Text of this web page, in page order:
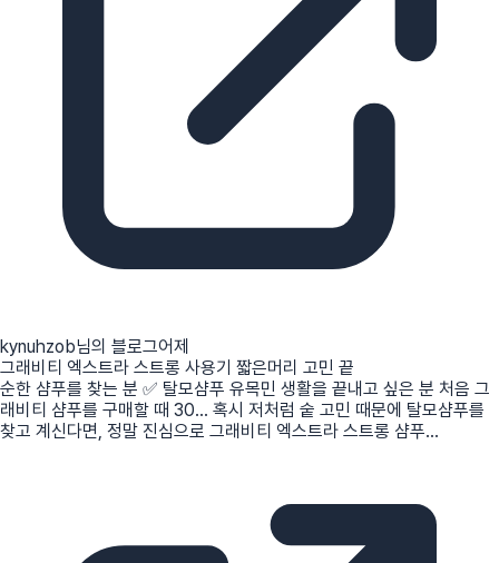
kynuhzob님의 블로그어제
그래비티 엑스트라 스트롱 사용기 짧은머리 고민 끝
순한 샴푸를 찾는 분 ✅ 탈모샴푸 유목민 생활을 끝내고 싶은 분 처음 그
래비티 샴푸를 구매할 때 30... 혹시 저처럼 숱 고민 때문에 탈모샴푸를
찾고 계신다면, 정말 진심으로 그래비티 엑스트라 스트롱 샴푸...